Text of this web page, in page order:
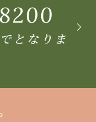
となりま